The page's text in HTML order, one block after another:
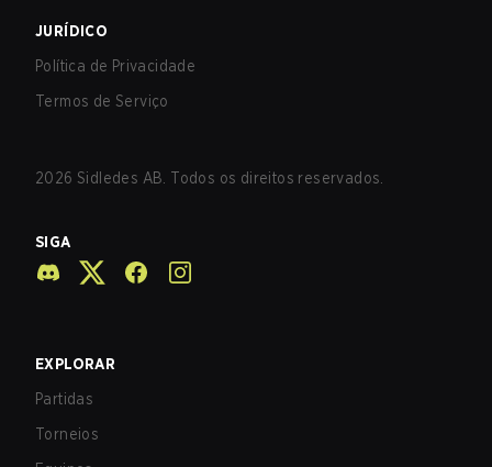
JURÍDICO
Política de Privacidade
Termos de Serviço
2026 Sidledes AB. Todos os direitos reservados.
SIGA
EXPLORAR
Partidas
Torneios